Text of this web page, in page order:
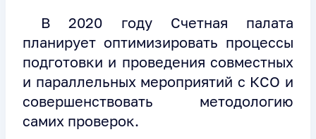
В 2020 году Счетная палата
планирует оптимизировать процессы
подготовки и проведения совместных
и параллельных мероприятий с КСО и
совершенствовать методологию
самих проверок.